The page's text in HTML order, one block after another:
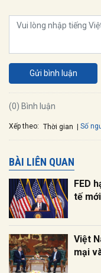
Gửi bình luận
(0) Bình luận
Xếp theo: Thời gian Số
BÀI LIÊN QUAN
FED
tế
Việt
mại